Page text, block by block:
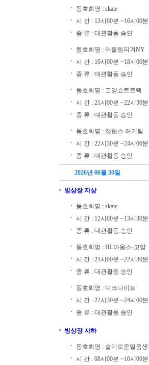
동호회명 : skate
시 간 : 13시00분 ~16시00분
종 류 : 대관활동 승인
동호회명 : 어울림피겨NY
시 간 : 16시00분 ~18시00분
종 류 : 대관활동 승인
동호회명 : 고양쇼트트랙
시 간 : 21시00분 ~22시30분
종 류 : 대관활동 승인
동호회명 : 갤럽스 하키팀
시 간 : 22시30분 ~24시00분
종 류 : 대관활동 승인
2026년 06월 30일
빙상장 지상
동호회명 : skate
시 간 : 12시00분 ~13시30분
종 류 : 대관활동 승인
동호회명 : HL아울스-고양
시 간 : 21시00분 ~22시30분
종 류 : 대관활동 승인
동호회명 : 다크나이트
시 간 : 22시30분 ~24시00분
종 류 : 대관활동 승인
빙상장 지하
동호회명 : 슬기로운얼음
시 간 : 08시00분 ~10시00분